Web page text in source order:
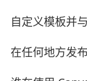
自定义模板并
在任何地方发